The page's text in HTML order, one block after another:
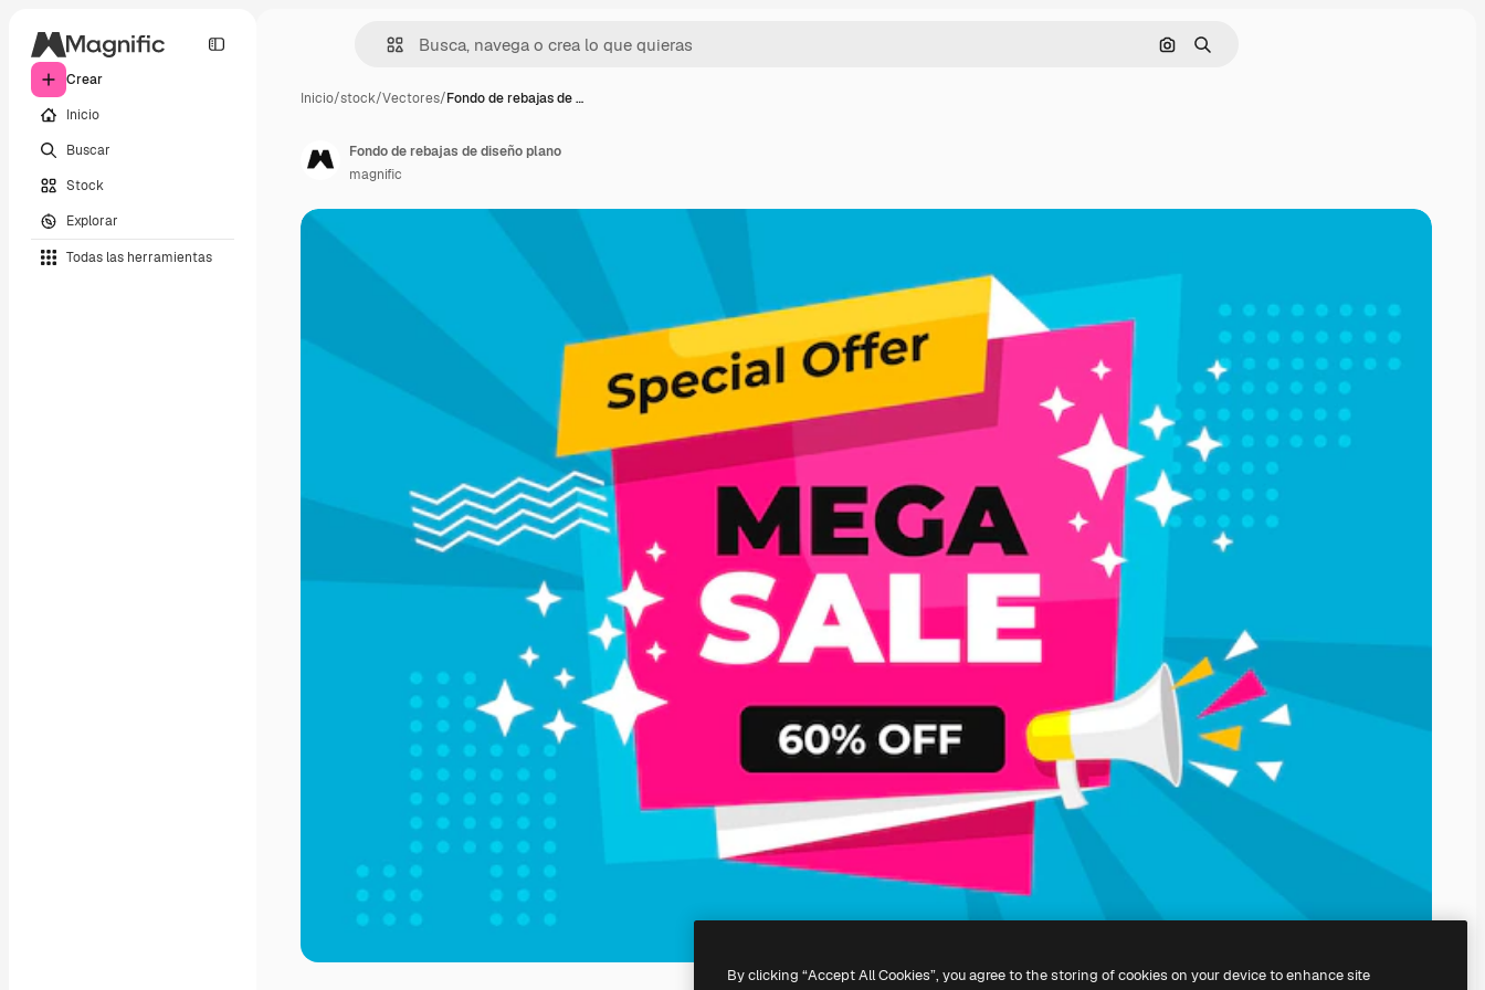
Crear
Inicio
Buscar
Stock
Explorar
Todas las herramientas
Buscar por imagen
Buscar
Inicio/stock/Vectores/Fondo de rebajas de …
Fondo de rebajas de diseño plano
magnific
By clicking “Accept All Cookies”, you agree to the storing of cookies on your device to enhance site